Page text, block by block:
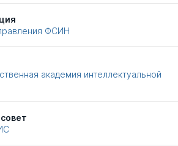
ФСИН
академия интеллектуальной